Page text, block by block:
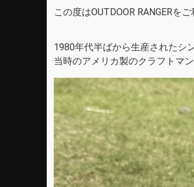
この度はOUTDOOR RANGERを
1980年代半ばから生産されたシ
当時のアメリカ製のクラフトマ